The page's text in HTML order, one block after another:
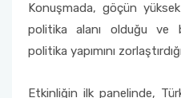
Konuşmada, göçün
politika alanı olduğu ve
politika yapımını
Etkinliğin ilk panelinde,